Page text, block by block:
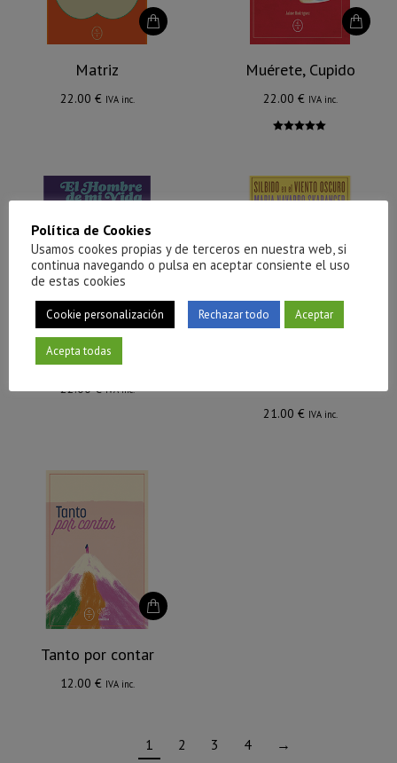
Matriz
22.00 € IVA inc.
Muérete, Cupido
22.00 € IVA inc.
El hombre de mi vida
22.00€ IVA inc.
21.00 € IVA inc.
Tanto por contar
12.00 € IVA inc.
1 2 3 4 →
Política de Cookies
Usamos cookes propias y de terceros en nuestra web, si
continua navegando o pulsa en aceptar consiente el uso
de estas cookies
Cookie personalización Rechazar todo Aceptar
Acepta todas